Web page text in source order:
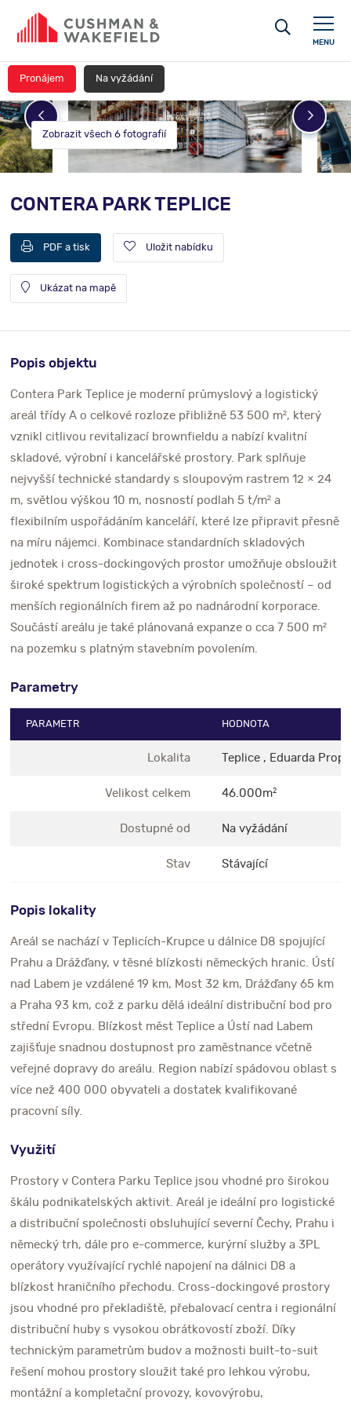
MENU
Zobrazit všech 6 fotografií
CONTERA PARK TEPLICE
PDF a tisk Uložit nabídku
Ukázat na mapě
Pronájem Na vyžádání
Popis objektu
Contera Park Teplice je moderní průmyslový a logistický
areál třídy A o celkové rozloze přibližně 53 500 m², který
vznikl citlivou revitalizací brownfieldu a nabízí kvalitní
skladové, výrobní i kancelářské prostory. Park splňuje
nejvyšší technické standardy s sloupovým rastrem 12 × 24
m, světlou výškou 10 m, nosností podlah 5 t/m² a
flexibilním uspořádáním kanceláří, které lze připravit přesně
na míru nájemci. Kombinace standardních skladových
jednotek i cross-dockingových prostor umožňuje obsloužit
široké spektrum logistických a výrobních společností – od
menších regionálních firem až po nadnárodní korporace.
Součástí areálu je také plánovaná expanze o cca 7 500 m²
na pozemku s platným stavebním povolením.
Parametry
PARAMETR HODNOTA
Lokalita Teplice , Eduarda
Velikost celkem 46.000m2
Dostupné od Na vyžádání
Stav Stávající
Popis lokality
Areál se nachází v Teplicích-Krupce u dálnice D8 spojující
Prahu a Drážďany, v těsné blízkosti německých hranic. Ústí
nad Labem je vzdálené 19 km, Most 32 km, Drážďany 65 km
a Praha 93 km, což z parku dělá ideální distribuční bod pro
střední Evropu. Blízkost měst Teplice a Ústí nad Labem
zajišťuje snadnou dostupnost pro zaměstnance včetně
veřejné dopravy do areálu. Region nabízí spádovou oblast s
více než 400 000 obyvateli a dostatek kvalifikované
pracovní síly.
Využití
Prostory v Contera Parku Teplice jsou vhodné pro širokou
škálu podnikatelských aktivit. Areál je ideální pro logistické
a distribuční společnosti obsluhující severní Čechy, Prahu i
německý trh, dále pro e-commerce, kurýrní služby a 3PL
operátory využívající rychlé napojení na dálnici D8 a
blízkost hraničního přechodu. Cross-dockingové prostory
jsou vhodné pro překladiště, přebalovací centra i regionální
distribuční huby s vysokou obrátkovostí zboží. Díky
technickým parametrům budov a možnosti built-to-suit
řešení mohou prostory sloužit také pro lehkou výrobu,
montážní a kompletační provozy, kovovýrobu,